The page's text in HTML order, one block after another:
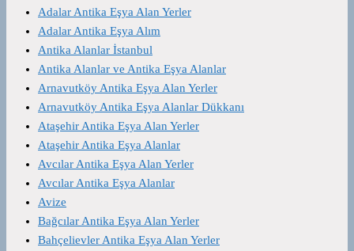
Adalar Antika Eşya Alan Yerler
Adalar Antika Eşya Alım
Antika Alanlar İstanbul
Antika Alanlar ve Antika Eşya Alanlar
Arnavutköy Antika Eşya Alan Yerler
Arnavutköy Antika Eşya Alanlar Dükkanı
Ataşehir Antika Eşya Alan Yerler
Ataşehir Antika Eşya Alanlar
Avcılar Antika Eşya Alan Yerler
Avcılar Antika Eşya Alanlar
Avize
Bağcılar Antika Eşya Alan Yerler
Bahçelievler Antika Eşya Alan Yerler